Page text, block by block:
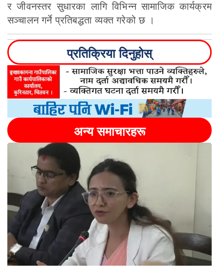
र जीवनस्तर सुधारका लागि विभिन्न सामाजिक कार्यक्रम
सञ्चालन गर्ने प्रतिबद्धता व्यक्त गरेको छ ।
प्रतिक्रिया दिनुहोस्
अन्य समाचारहरू